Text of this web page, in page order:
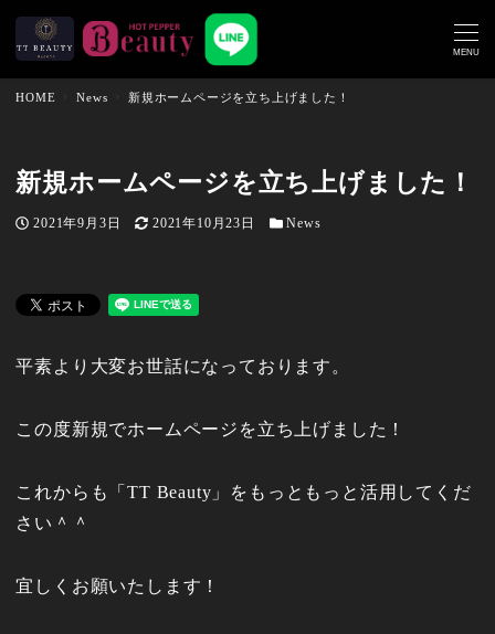
MENU
HOME News 新規ホームページを立ち上げました！
新規ホームページを立ち上げました！
投稿日
2021年9月3日 更新日
2021年10月23日 カテゴリー
News
平素より大変お世話になっております。
この度新規でホームページを立ち上げました！
これからも「TT Beauty」をもっともっと活用してくだ
さい＾＾
宜しくお願いたします！